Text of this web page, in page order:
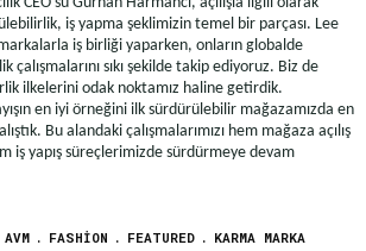
iş yapma şeklimizin temel bir parçası. Lee
iş birliği yaparken, onların globalde
çalışmalarını sıkı şekilde takip ediyoruz. Biz de
ilkelerini odak noktamız haline getirdik.
en iyi örneğini ilk sürdürülebilir mağazamızda en
Bu alandaki çalışmalarımızı hem mağaza açılış
iş yapış süreçlerimizde sürdürmeye devam
FASHION FEATURED
KARMA MARKA